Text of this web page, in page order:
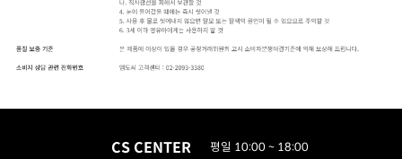
CS CENTER
평일 10:00 ~ 18:00